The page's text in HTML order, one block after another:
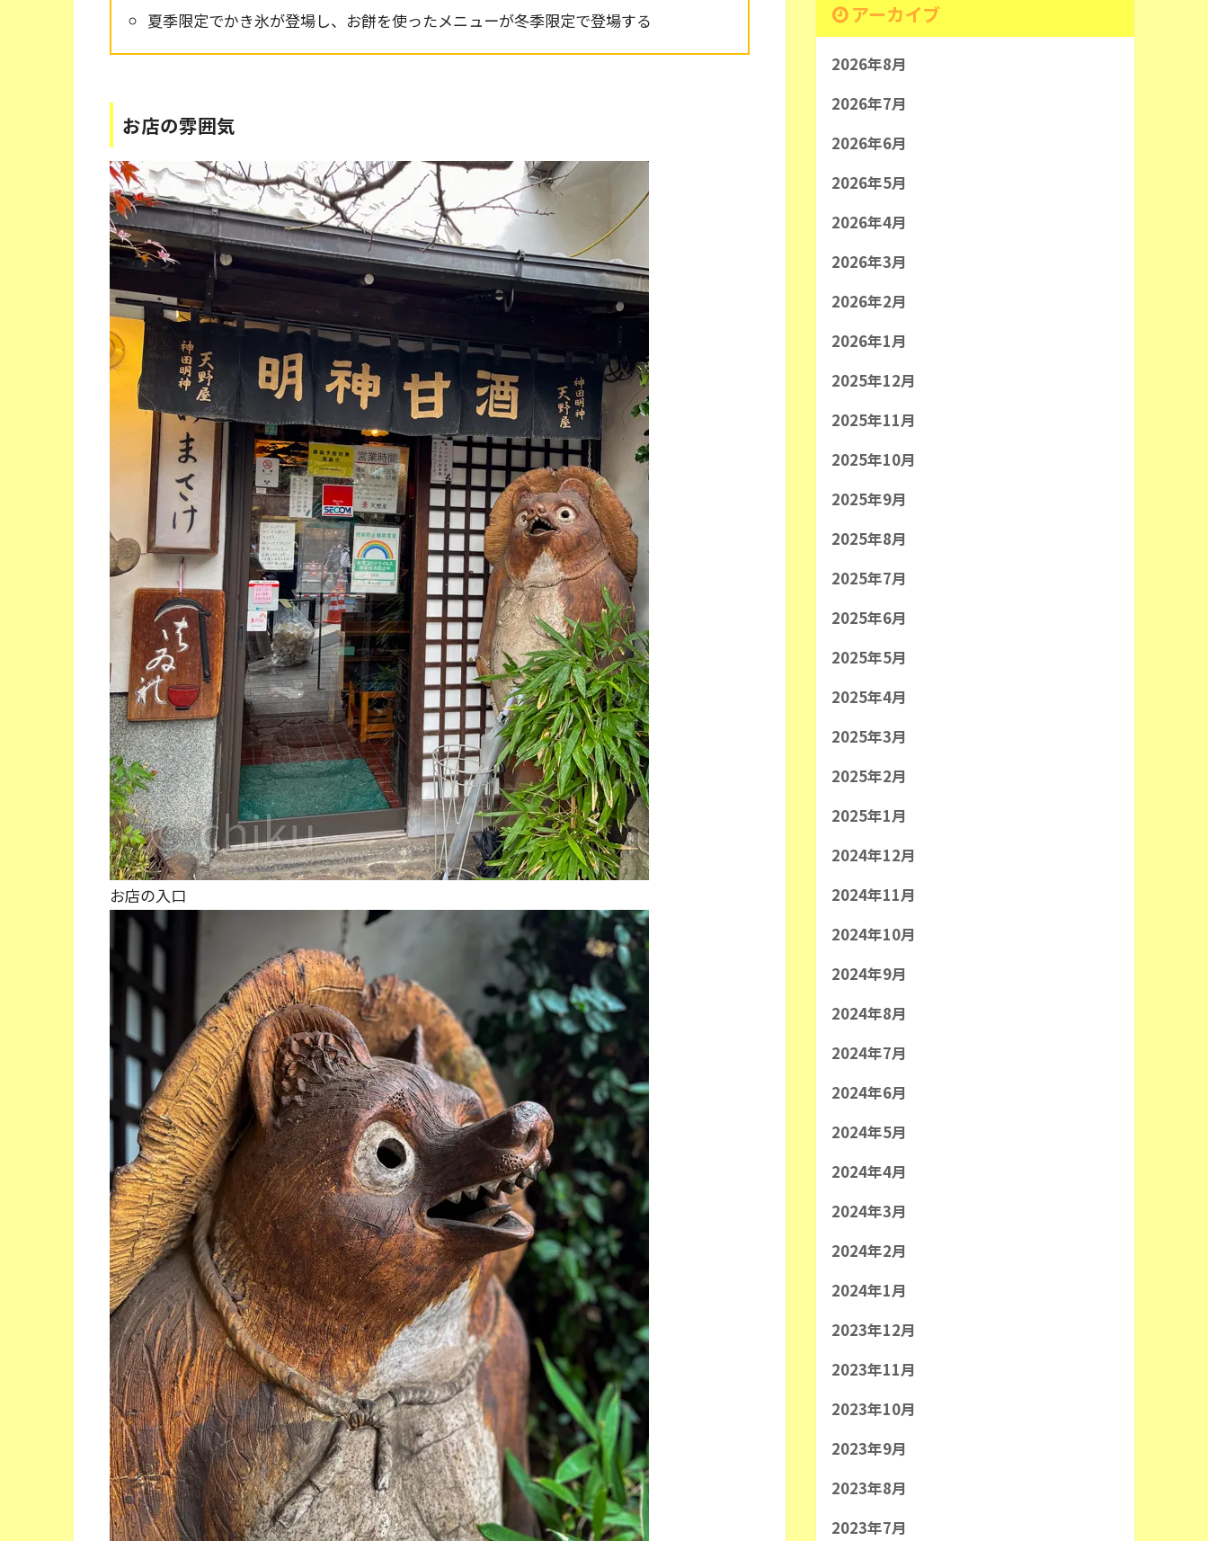
夏季限定でかき氷が登場し、お餅を使ったメニューが冬季限定で登場する
お店の雰囲気
お店の入口
アーカイブ
2026年8月
2026年7月
2026年6月
2026年5月
2026年4月
2026年3月
2026年2月
2026年1月
2025年12月
2025年11月
2025年10月
2025年9月
2025年8月
2025年7月
2025年6月
2025年5月
2025年4月
2025年3月
2025年2月
2025年1月
2024年12月
2024年11月
2024年10月
2024年9月
2024年8月
2024年7月
2024年6月
2024年5月
2024年4月
2024年3月
2024年2月
2024年1月
2023年12月
2023年11月
2023年10月
2023年9月
2023年8月
2023年7月